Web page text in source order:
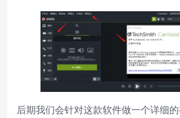
后期我们会针对这款软件做一个详细